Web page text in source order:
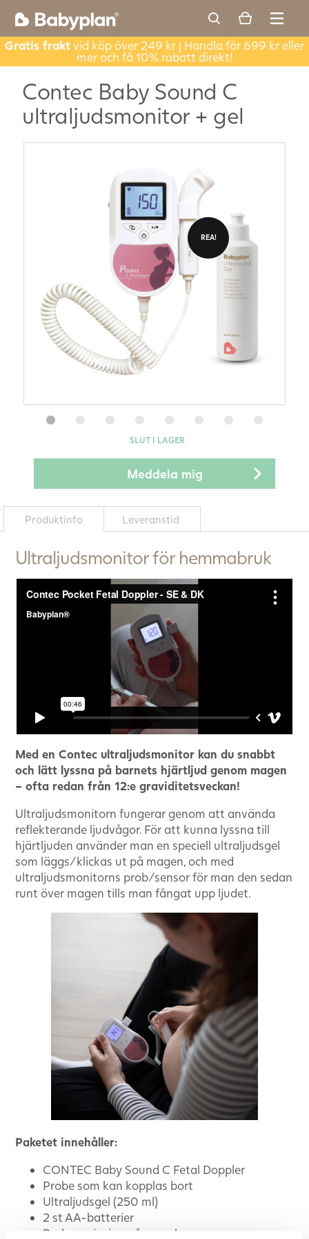
Gratis fraktvid köp över 249 kr | Handla för 699 kr eller
mer och få 10% rabatt direkt!
Contec Baby Sound C
ultraljudsmonitor + gel
REA!
SLUT I LAGER
Produktinfo Leveranstid
Ultraljudsmonitor för hemmabruk
Med en Contec ultraljudsmonitor kan du snabbt
och lätt lyssna på barnets hjärtljud genom magen
– ofta redan från 12:e graviditetsveckan!
Ultraljudsmonitorn fungerar genom att använda
reflekterande ljudvågor. För att kunna lyssna till
hjärtljuden använder man en speciell ultraljudsgel
som läggs/klickas ut på magen, och med
ultraljudsmonitorns prob/sensor för man den sedan
runt över magen tills man fångat upp ljudet.
Paketet innehåller:
CONTEC Baby Sound C Fetal Doppler
Probe som kan kopplas bort
Ultraljudsgel (250 ml)
2 st AA-batterier
Bruksanvisning på svenska